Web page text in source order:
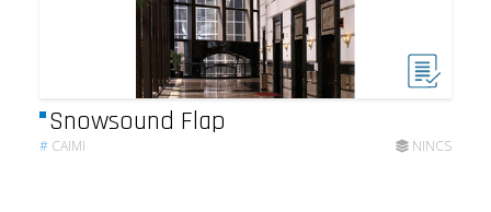
Snowsound Flap
# CAIMI NINCS